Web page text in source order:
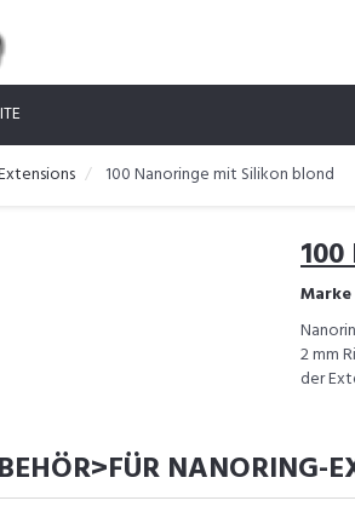
100 Nanoringe mit Silikon blond
2 mm
der
NANORING-